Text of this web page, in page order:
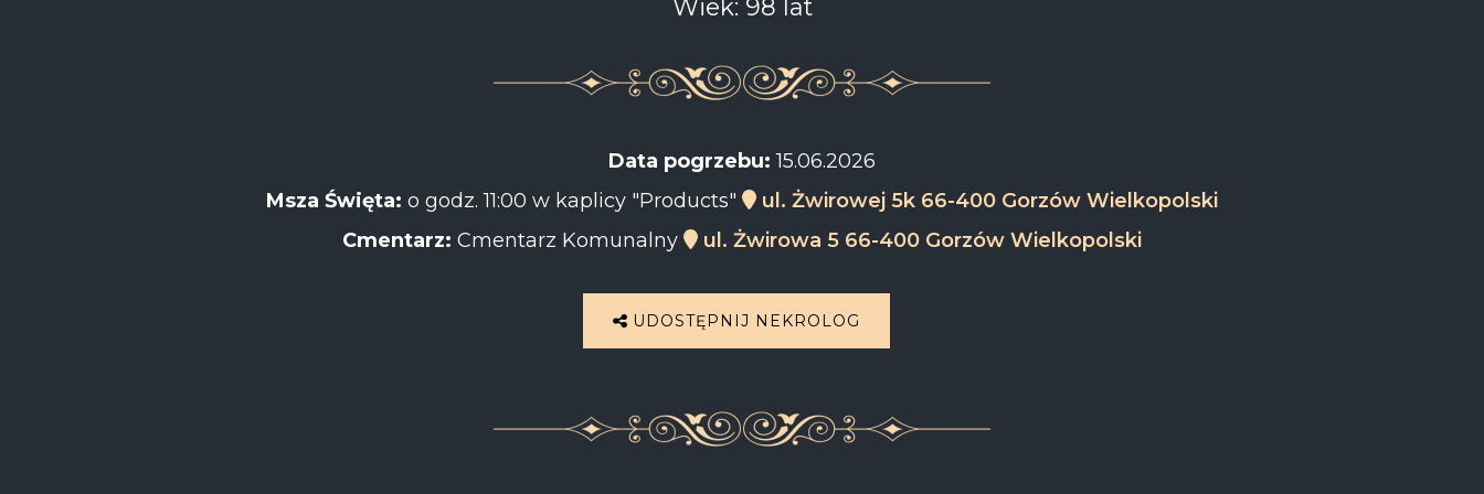
Wiek: 98 lat
Data pogrzebu: 15.06.2026
Msza Święta: o godz. 11:00 w kaplicy "Products"
ul. Żwirowej 5k 66-400 Gorzów Wielkopolski
Cmentarz: Cmentarz Komunalny ul. Żwirowa 5 66-400 Gorzów Wielkopolski
UDOSTĘPNIJ NEKROLOG